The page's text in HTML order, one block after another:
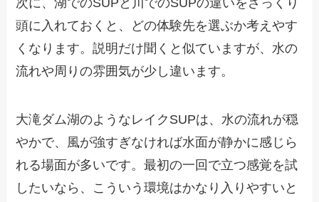
次に、湖でのSUPと川でのSUPの違いをざっくり
頭に入れておくと、どの体験先を選ぶか考えやす
くなります。説明だけ聞くと似ていますが、水の
流れや周りの雰囲気が少し違います。
大滝ダム湖のようなレイクSUPは、水の流れが穏
やかで、風が強すぎなければ水面が静かに感じら
れる場面が多いです。最初の一回で立つ感覚を試
したいなら、こういう環境はかなり入りやすいと